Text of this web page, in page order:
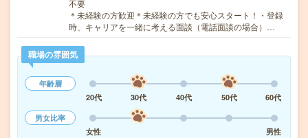
不要
＊未経験の方歓迎＊未経験の方でも安心スタート！・登録
時、キャリアを一緒に考える面談（電話面談の場合）…
職場の雰囲気
年齢層
20代
30代 40代 50代
60代
男女比率
女性
男性